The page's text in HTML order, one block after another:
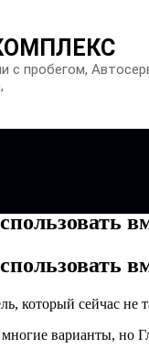
с пробегом,
который сейчас не
варианты, но